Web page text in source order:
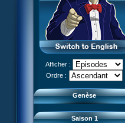
Afficher :
Ordre :
Genèse
Le réveil de XANA (Partie 1)
Le réveil de XANA (Partie 2)
Saison 1
12 Attaque en piqué
13 D'un cheveu
14 Piège
15 Crise de rire
16 Claustrophobie
17 Mémoire morte
18 Musique mortelle
19 Frontière
20 L'âme des robots
21 Gravité zéro
22 Routine
24 Canal fantôme
25 Code Terre
26 Faux départ